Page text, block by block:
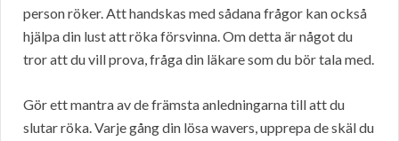
person röker. Att handskas med sådana frågor kan också
hjälpa din lust att röka försvinna. Om detta är något du
tror att du vill prova, fråga din läkare som du bör tala med.
Gör ett mantra av de främsta anledningarna till att du
slutar röka. Varje gång din lösa wavers, upprepa de skäl du